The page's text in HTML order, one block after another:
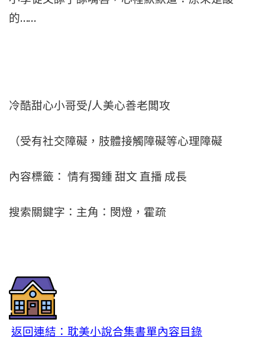
的……
冷酷甜心小哥受/人美心善老闆攻
（受有社交障礙，肢體接觸障礙等心理障礙
內容標籤： 情有獨鍾 甜文 直播 成長
搜索關鍵字：主角：閔燈，霍疏
返回連結：耽美小說合集書單內容目錄